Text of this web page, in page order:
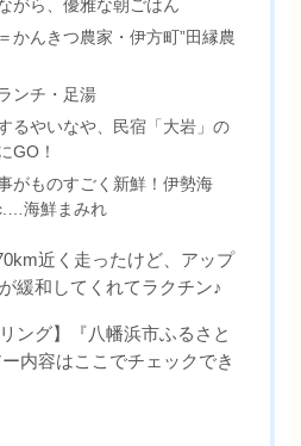
がら、優雅な朝ごはん
かんきつ農家・伊方町”田縁農
ンチ・足湯
るやいなや、民宿「大岩」の
GO！
がものすごく新鮮！伊勢海
海鮮まみれ
近く走ったけど、アップ
緩和してくれてラクチン♪
ング】『八幡浜市ふるさと
内容はここでチェックでき